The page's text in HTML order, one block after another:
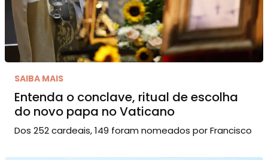
SAIBA MAIS
Entenda o conclave, ritual de escolha
do novo papa no Vaticano
Dos 252 cardeais, 149 foram nomeados por Francisco